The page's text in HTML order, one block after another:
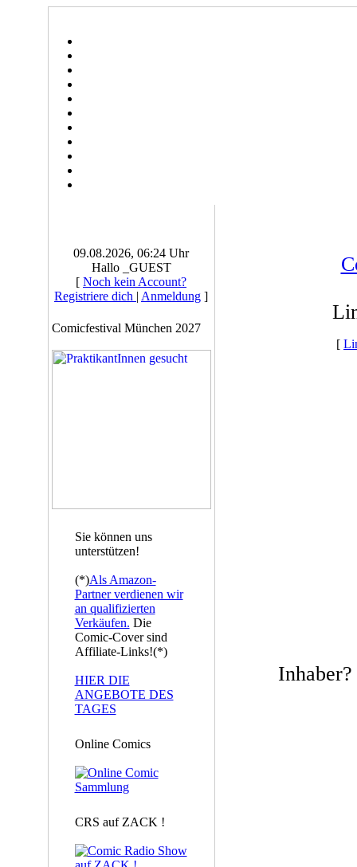
09.08.2026, 06:24 Uhr
Hallo _GUEST
[ Noch kein Account?
Registriere dich | Anmeldung ]
Comicfestival München 2027
Sie können uns
unterstützen!
(*)Als Amazon-
Partner verdienen wir
an qualifizierten
Verkäufen. Die
Comic-Cover sind
Affiliate-Links!(*)
HIER DIE
ANGEBOTE DES
TAGES
Online Comics
CRS auf ZACK !
[
Inhaber?